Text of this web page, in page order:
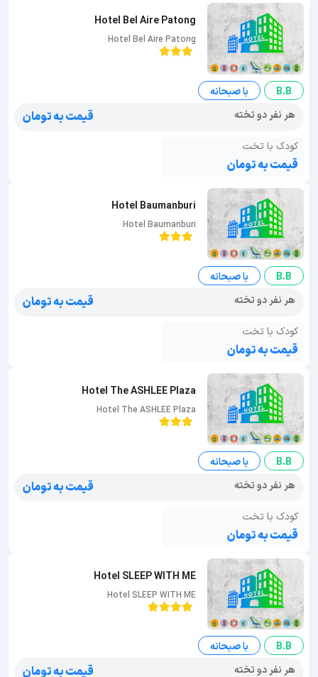
Hotel Bel Aire Patong
Hotel Bel Aire Patong
B.B
با صبحانه
هر نفر دو تخته
قیمت به تومان
کودک با تخت
قیمت به تومان
Hotel Baumanburi
Hotel Baumanburi
B.B
با صبحانه
هر نفر دو تخته
قیمت به تومان
کودک با تخت
قیمت به تومان
Hotel The ASHLEE Plaza
Hotel The ASHLEE Plaza
B.B
با صبحانه
هر نفر دو تخته
قیمت به تومان
کودک با تخت
قیمت به تومان
Hotel SLEEP WITH ME
Hotel SLEEP WITH ME
B.B
با صبحانه
هر نفر دو تخته
قیمت به تومان